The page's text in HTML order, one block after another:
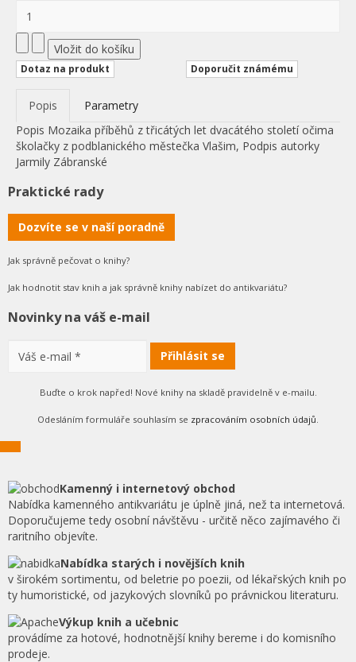
Dotaz na produkt Doporučit známému
Popis
Parametry
Popis Mozaika příběhů z třicátých let dvacátého století očima
školačky z podblanického městečka Vlašim, Podpis autorky
Jarmily Zábranské
Praktické rady
Dozvíte se v naší poradně
Jak správně pečovat o knihy?
Jak hodnotit stav knih a jak správně knihy nabízet do antikvariátu?
Novinky na váš e-mail
Buďte o krok napřed! Nové knihy na skladě pravidelně v e-mailu.
Odesláním formuláře souhlasím se zpracováním osobních údajů.
Kamenný i internetový obchod
Nabídka kamenného antikvariátu je úplně jiná, než ta internetová.
Doporučujeme tedy osobní návštěvu - určitě něco zajímavého či
raritního objevíte.
Nabídka starých i novějších knih
v širokém sortimentu, od beletrie po poezii, od lékařských knih po
ty humoristické, od jazykových slovníků po právnickou literaturu.
Výkup knih a učebnic
provádíme za hotové, hodnotnější knihy bereme i do komisního
prodeje.